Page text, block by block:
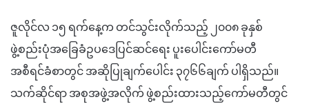
ဇူလိုင်လ ၁၅ ရက်နေ့က တင်သွင်းလိုက်သည့် ၂၀၀၈ ခုနှစ်
ဖွဲ့စည်းပုံအခြေခံဥပဒေပြင်ဆင်ရေး ပူးပေါင်းကော်မတီ
အစီရင်ခံစာတွင် အဆိုပြုချက်ပေါင်း ၃၇၆၆ချက် ပါရှိသည်။
သက်ဆိုင်ရာ အစုအဖွဲ့အလိုက် ဖွဲ့စည်းထားသည့်ကော်မတီတွင်